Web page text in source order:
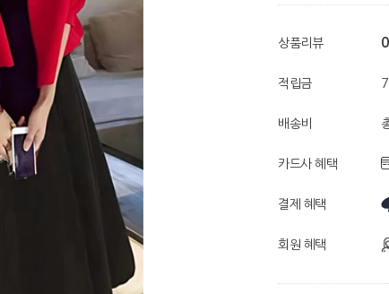
상품리뷰 0
적립금
배송비
카드사 혜택
결제 혜택
회원 혜택